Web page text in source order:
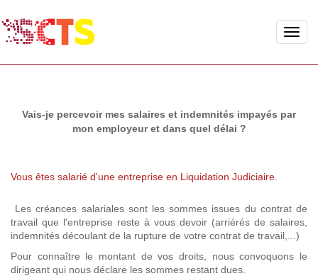
Toggle
Vais-je percevoir mes salaires et indemnités impayés par
mon employeur et dans quel délai ?
Vous êtes salarié d'une entreprise en Liquidation Judiciaire.
Les créances salariales sont les sommes issues du contrat de
travail que l'entreprise reste à vous devoir (arriérés de salaires,
indemnités découlant de la rupture de votre contrat de travail,...)
Pour connaître le montant de vos droits, nous convoquons le
dirigeant qui nous déclare les sommes restant dues.